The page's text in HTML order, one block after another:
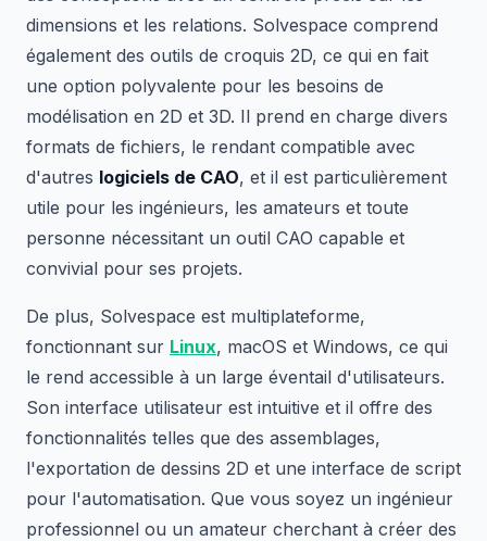
dimensions et les relations. Solvespace comprend
également des outils de croquis 2D, ce qui en fait
une option polyvalente pour les besoins de
modélisation en 2D et 3D. Il prend en charge divers
formats de fichiers, le rendant compatible avec
d'autres logiciels de CAO, et il est particulièrement
utile pour les ingénieurs, les amateurs et toute
personne nécessitant un outil CAO capable et
convivial pour ses projets.
De plus, Solvespace est multiplateforme,
fonctionnant sur Linux, macOS et Windows, ce qui
le rend accessible à un large éventail d'utilisateurs.
Son interface utilisateur est intuitive et il offre des
fonctionnalités telles que des assemblages,
l'exportation de dessins 2D et une interface de script
pour l'automatisation. Que vous soyez un ingénieur
professionnel ou un amateur cherchant à créer des